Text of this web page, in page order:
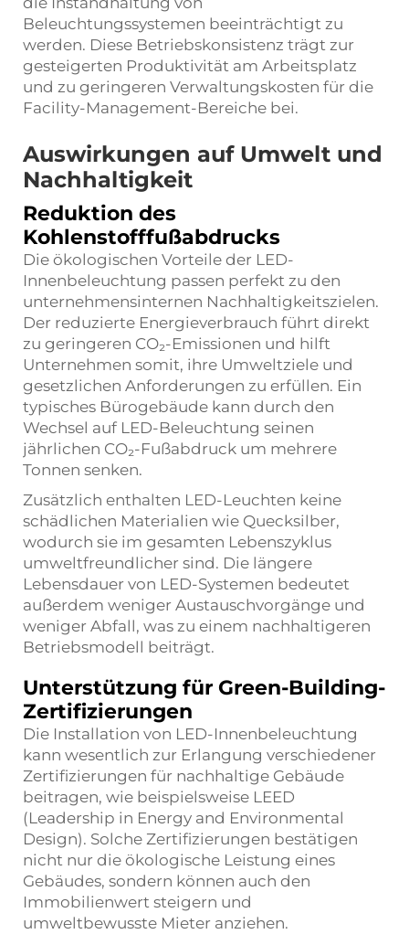
Beleuchtungssystemen beeinträchtigt zu
werden. Diese Betriebskonsistenz trägt zur
gesteigerten Produktivität am Arbeitsplatz
und zu geringeren Verwaltungskosten für die
Facility-Management-Bereiche bei.
Auswirkungen auf Umwelt und
Nachhaltigkeit
Reduktion des
Kohlenstofffußabdrucks
Die ökologischen Vorteile der LED-
Innenbeleuchtung passen perfekt zu den
unternehmensinternen Nachhaltigkeitszielen.
Der reduzierte Energieverbrauch führt direkt
zu geringeren CO₂-Emissionen und hilft
Unternehmen somit, ihre Umweltziele und
gesetzlichen Anforderungen zu erfüllen. Ein
typisches Bürogebäude kann durch den
Wechsel auf LED-Beleuchtung seinen
jährlichen CO₂-Fußabdruck um mehrere
Tonnen senken.
Zusätzlich enthalten LED-Leuchten keine
schädlichen Materialien wie Quecksilber,
wodurch sie im gesamten Lebenszyklus
umweltfreundlicher sind. Die längere
Lebensdauer von LED-Systemen bedeutet
außerdem weniger Austauschvorgänge und
weniger Abfall, was zu einem nachhaltigeren
Betriebsmodell beiträgt.
Unterstützung für Green-Building-
Zertifizierungen
Die Installation von LED-Innenbeleuchtung
kann wesentlich zur Erlangung verschiedener
Zertifizierungen für nachhaltige Gebäude
beitragen, wie beispielsweise LEED
(Leadership in Energy and Environmental
Design). Solche Zertifizierungen bestätigen
nicht nur die ökologische Leistung eines
Gebäudes, sondern können auch den
Immobilienwert steigern und
umweltbewusste Mieter anziehen.